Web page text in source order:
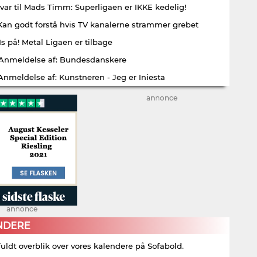
til Mads Timm: Superligaen er IKKE kedelig!
godt forstå hvis TV kanalerne strammer grebet
på! Metal Ligaen er tilbage
af: Bundesdanskere
af: Kunstneren - Jeg er Iniesta
annonce
annonce
overblik over vores kalendere på Sofabold.